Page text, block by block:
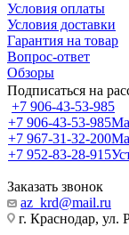
Условия оплаты
Условия доставки
Гарантия на товар
Вопрос-ответ
Обзоры
Подписаться на
+7 906-43-53-985
+7 906-43-53-985
+7 967-31-32-200
+7 952-83-28-915
Заказать звонок
az_krd@mail.ru
г. Краснодар, ул.